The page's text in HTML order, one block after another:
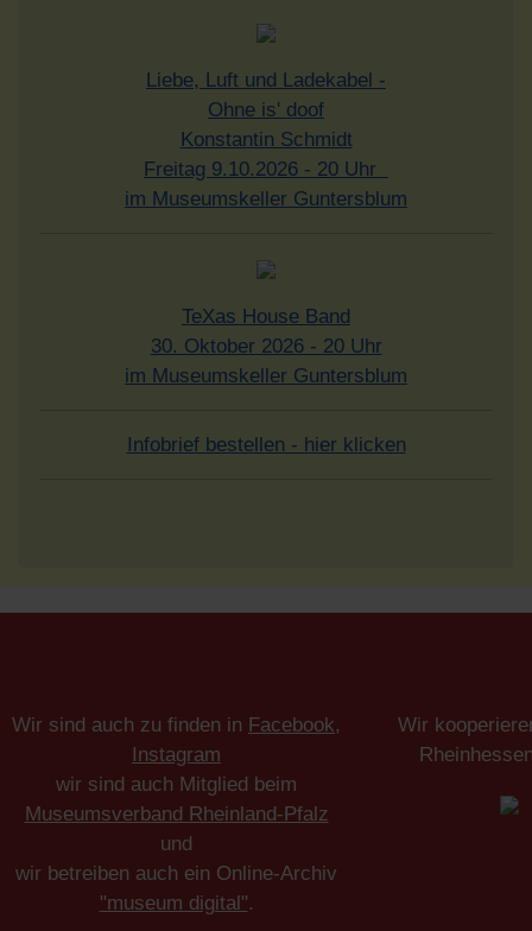
Liebe, Luft und Ladekabel -
Ohne is' doof
Konstantin Schmidt
Freitag 9.10.2026 - 20 Uhr
im Museumskeller Guntersblum
TeXas House Band
30. Oktober 2026 - 20 Uhr
im Museumskeller Guntersblum
Infobrief bestellen - hier klicken
Wir sind auch zu finden in Facebook,
Instagram
wir sind auch Mitglied beim
Museumsverband Rheinland-Pfalz
und
wir betreiben auch ein Online-Archiv
"museum digital".
Wir